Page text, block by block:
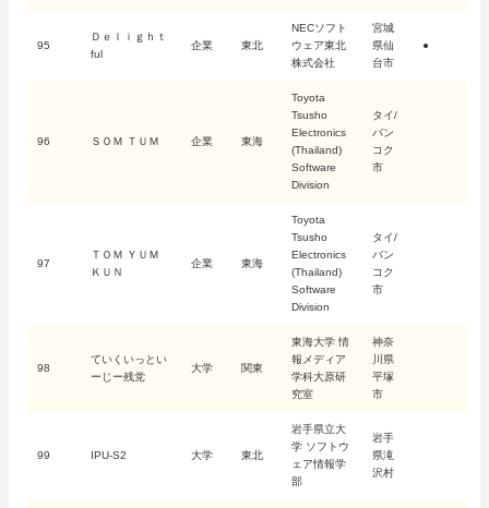
95
Ｄｅｌｉｇｈｔ
ful
企業 東北
NECソフト
ウェア東北
株式会社
宮城
県仙
台市
●
96 ＳＯＭ ＴＵＭ 企業 東海
Toyota
Tsusho
Electronics
(Thailand)
Software
Division
タイ/
バン
コク
市
97
ＴＯＭ ＹＵＭ
ＫＵＮ
企業 東海
Toyota
Tsusho
Electronics
(Thailand)
Software
Division
タイ/
バン
コク
市
98
ていくいっとい
ーじー残党
大学 関東
東海大学 情
報メディア
学科大原研
究室
神奈
川県
平塚
市
99 IPU-S2 大学 東北
岩手県立大
学 ソフトウ
ェア情報学
部
岩手
県滝
沢村